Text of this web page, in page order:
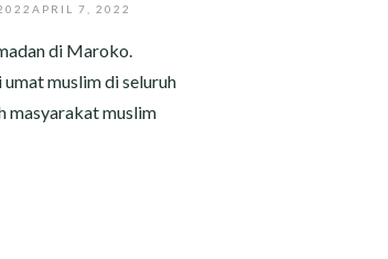
APRIL 7, 2022
di Maroko.
muslim di seluruh
masyarakat muslim